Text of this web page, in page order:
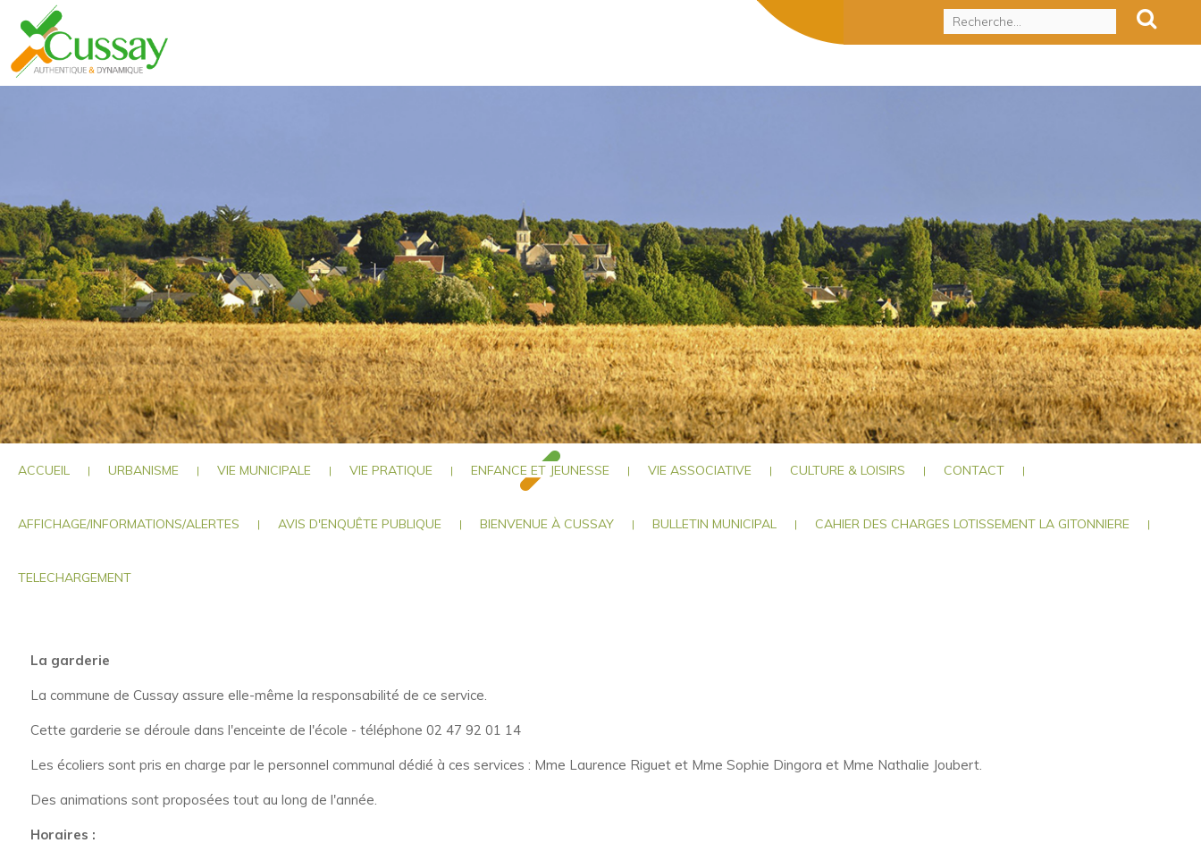
ACCUEIL | URBANISME | VIE MUNICIPALE | VIE PRATIQUE | ENFANCE ET JEUNESSE | VIE ASSOCIATIVE | CULTURE & LOISIRS | CONTACT |
AFFICHAGE/INFORMATIONS/ALERTES | AVIS D'ENQUÊTE PUBLIQUE | BIENVENUE À CUSSAY | BULLETIN MUNICIPAL | CAHIER DES CHARGES LOTISSEMENT LA GITONNIERE |
TELECHARGEMENT
La garderie
La commune de Cussay assure elle-même la responsabilité de ce service.
Cette garderie se déroule dans l'enceinte de l'école - téléphone 02 47 92 01 14
Les écoliers sont pris en charge par le personnel communal dédié à ces services : Mme Laurence Riguet et Mme Sophie Dingora et Mme Nathalie Joubert.
Des animations sont proposées tout au long de l'année.
Horaires :